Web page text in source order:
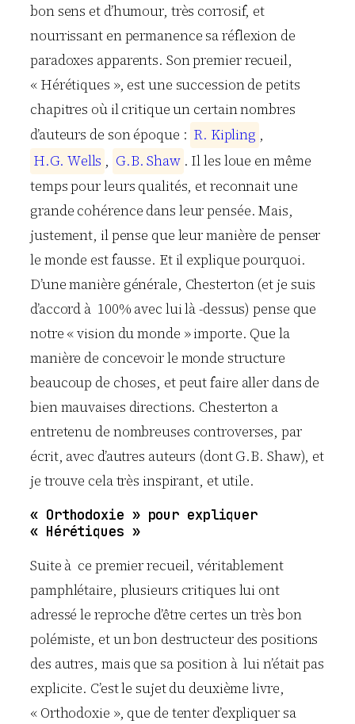
bon sens et d’humour, très corrosif, et
nourrissant en permanence sa réflexion de
paradoxes apparents. Son premier recueil,
« Hérétiques », est une succession de petits
chapitres où il critique un certain nombres
d’auteurs de son époque : R. Kipling ,
H.G. Wells , G.B. Shaw . Il les loue en même
temps pour leurs qualités, et reconnait une
grande cohérence dans leur pensée. Mais,
justement, il pense que leur manière de penser
le monde est fausse. Et il explique pourquoi.
D’une manière générale, Chesterton (et je suis
d’accord à 100% avec lui là -dessus) pense que
notre « vision du monde » importe. Que la
manière de concevoir le monde structure
beaucoup de choses, et peut faire aller dans de
bien mauvaises directions. Chesterton a
entretenu de nombreuses controverses, par
écrit, avec d’autres auteurs (dont G.B. Shaw), et
je trouve cela très inspirant, et utile.
« Orthodoxie » pour expliquer
« Hérétiques »
Suite à ce premier recueil, véritablement
pamphlétaire, plusieurs critiques lui ont
adressé le reproche d’être certes un très bon
polémiste, et un bon destructeur des positions
des autres, mais que sa position à lui n’était pas
explicite. C’est le sujet du deuxième livre,
« Orthodoxie », que de tenter d’expliquer sa